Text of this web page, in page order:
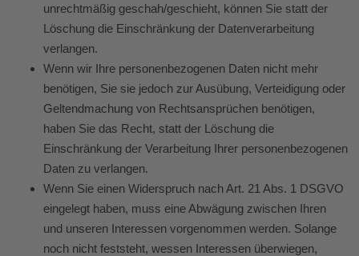
unrechtmäßig geschah/geschieht, können Sie statt der
Löschung die Einschränkung der Datenverarbeitung
verlangen.
Wenn wir Ihre personenbezogenen Daten nicht mehr
benötigen, Sie sie jedoch zur Ausübung, Verteidigung oder
Geltendmachung von Rechtsansprüchen benötigen,
haben Sie das Recht, statt der Löschung die
Einschränkung der Verarbeitung Ihrer personenbezogenen
Daten zu verlangen.
Wenn Sie einen Widerspruch nach Art. 21 Abs. 1 DSGVO
eingelegt haben, muss eine Abwägung zwischen Ihren
und unseren Interessen vorgenommen werden. Solange
noch nicht feststeht, wessen Interessen überwiegen,